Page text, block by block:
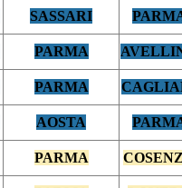
SASSARI
PARMA
PARMA
AOSTA
PARMA